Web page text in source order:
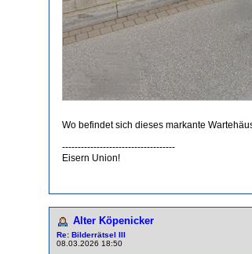
Wo befindet sich dieses markante
------------------------------------
Eisern Union!
Alter Köpenicker
Re: Bilderrätsel III
08.03.2026 18:50